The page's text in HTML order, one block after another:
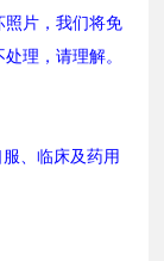
照片，我们将免
理，请理解。
、临床及药用